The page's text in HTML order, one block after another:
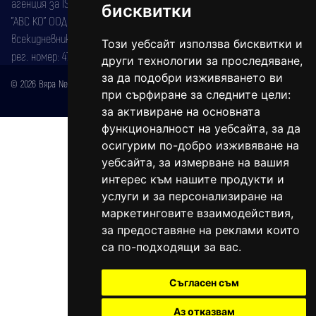
бисквитки
Този уебсайт използва бисквитки и
други технологии за проследяване,
за да подобри изживяването ви
при сърфиране за следните цели:
за активиране на основната
функционалност на уебсайта,за да
осигурим по-добро изживяване на
уебсайта,за измерване на вашия
интерес към нашите продукти и
услуги и за персонализиране на
маркетинговите взаимодействия,
за предоставяне на реклами които
са по-подходящи за вас.
Съгласен съм
Аз отказвам
"АВС КО" ООД е притежател на марката: Вяра информационен
всекидневник на югозападна България, със свидетелство за марка
рег. номер: 47857/11.05.2004 година.
© 2026 Вяра News Всички права запазени!
Created by DREAMmedia Creative Studio